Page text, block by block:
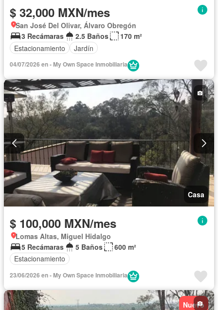
$ 32,000 MXN/mes
San José Del Olivar, Álvaro Obregón
3 Recámaras
2.5 Baños
170 m²
Estacionamiento
Jardín
04/07/2026 en - My Own Space Inmobiliaria
Casa
$ 100,000 MXN/mes
Lomas Altas, Miguel Hidalgo
5 Recámaras
5 Baños
600 m²
Estacionamiento
23/06/2026 en - My Own Space Inmobiliaria
Nuevo